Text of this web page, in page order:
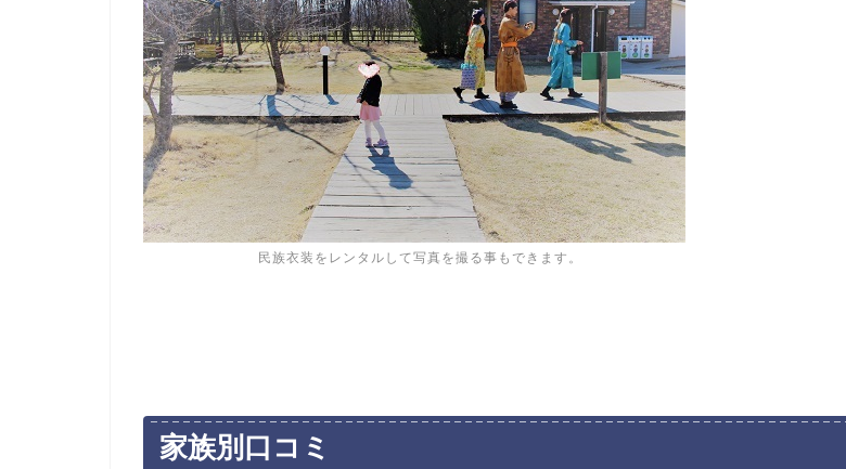
民族衣装をレンタルして写真を撮る事もできます。
家族別口コミ